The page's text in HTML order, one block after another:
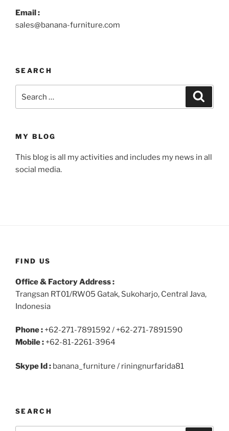
Email :
sales@banana-furniture.com
SEARCH
MY BLOG
This blog is all my activities and includes my news in all
social media.
FIND US
Office & Factory Address :
Trangsan RT01/RW05 Gatak, Sukoharjo, Central Java,
Indonesia
Phone : +62-271-7891592 / +62-271-7891590
Mobile : +62-81-2261-3964
Skype Id : banana_furniture / riningnurfarida81
SEARCH